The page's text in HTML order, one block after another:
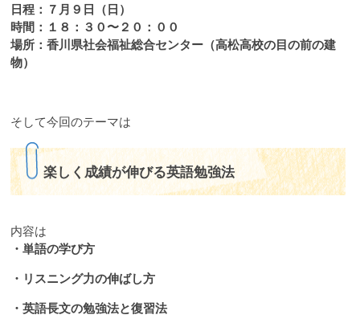
日程：７月９日（日）
時間：１８：３０〜２０：００
場所：香川県社会福祉総合センター（高松高校の目の前の建
物）
そして今回のテーマは
楽しく成績が伸びる英語勉強法
内容は
・単語の学び方
・リスニング力の伸ばし方
・英語長文の勉強法と復習法